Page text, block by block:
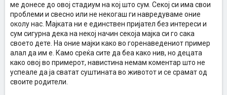
ме донесе до овој стадиум на кој што сум. Секој си има свои
проблеми и свесно или не некогаш ги навредуваме оние
околу нас. Мајката ни е единствен пријател без интереси и
сум сигурна дека на некој начин секоја мајка си го сака
своето дете. На оние мајки како во горенаведениот пример
алал да им е. Камо среќа сите да беа како нив, но децата
како овој во примерот, навистина немам коментар што не
успеале да ја сватат суштината во животот и се срамат од
своите родители.